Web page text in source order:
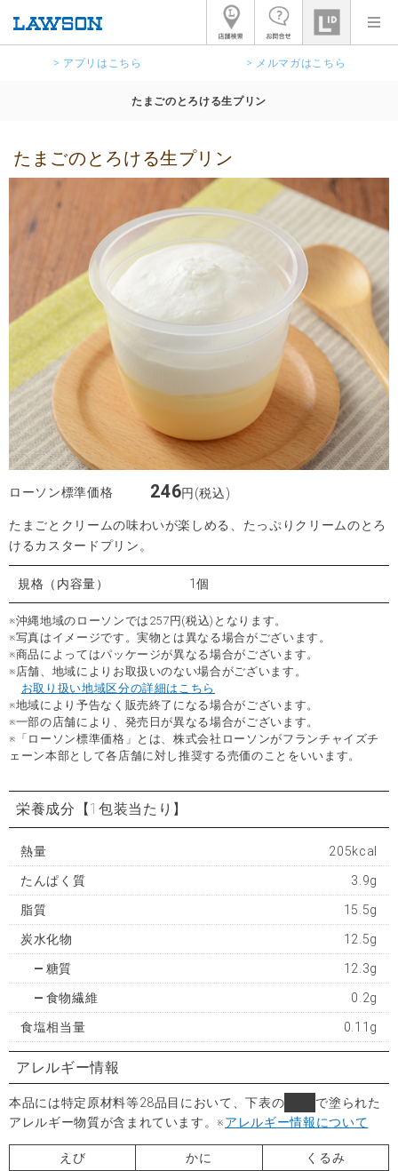
> アプリはこちら > メルマガはこちら
たまごのとろける生プリン
たまごのとろける生プリン
ローソン標準価格 246円(税込)
たまごとクリームの味わいが楽しめる、たっぷりクリームのとろ
けるカスタードプリン。
規格（内容量） 1個
※沖縄地域のローソンでは257円(税込)となります。
※写真はイメージです。実物とは異なる場合がございます。
※商品によってはパッケージが異なる場合がございます。
※店舗、地域によりお取扱いのない場合がございます。
お取り扱い地域区分の詳細はこちら
※地域により予告なく販売終了になる場合がございます。
※一部の店舗により、発売日が異なる場合がございます。
※「ローソン標準価格」とは、株式会社ローソンがフランチャイズチ
ェーン本部として各店舗に対し推奨する売価のことをいいます。
栄養成分 【1包装当たり】
熱量 205kcal
たんぱく質 3.9g
脂質 15.5g
炭水化物 12.5g
糖質 12.3g
食物繊維 0.2g
食塩相当量 0.11g
アレルギー情報
本品には特定原材料等28品目において、下表の
で塗られた
アレルギー物質が含まれています。※アレルギー情報について
えび かに
くるみ